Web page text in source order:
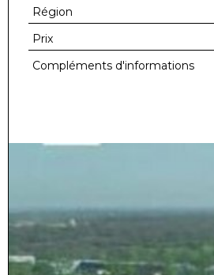
Région
Prix
Compléments d'informations